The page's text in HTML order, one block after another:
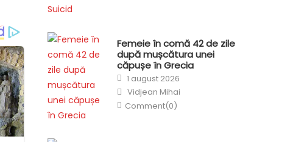
Femeie în comă 42 de zile
după mușcătura unei
căpușe în Grecia
Posted
on
1 august 2026
Author
Vidjean Mihai
Comment(0)